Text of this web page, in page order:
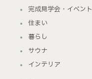
完成見学会・イベント
住まい
暮らし
サウナ
インテリア